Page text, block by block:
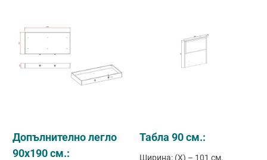
Допълнително легло
90х190 см.:
Табла 90 см.:
Ширина: (X) – 101 см.